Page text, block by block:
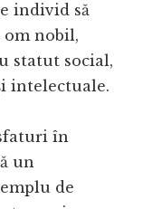
individ să
om nobil,
statut social,
intelectuale.
în
un
de